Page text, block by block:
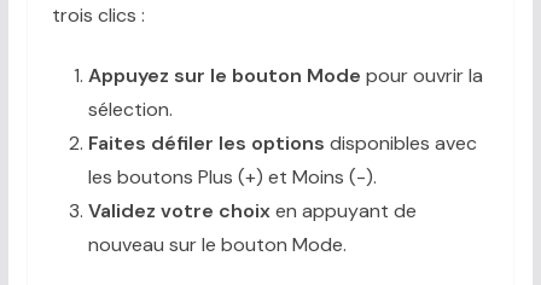
trois clics :
Appuyez sur le bouton Mode pour ouvrir la
sélection.
Faites défiler les options disponibles avec
les boutons Plus (+) et Moins (-).
Validez votre choixen appuyant de
nouveau sur le bouton Mode.